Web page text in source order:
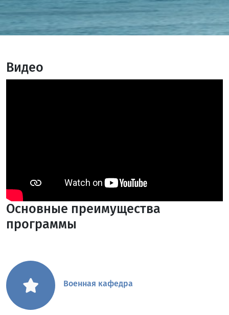
Видео
Основные преимущества
программы
Военная кафедра